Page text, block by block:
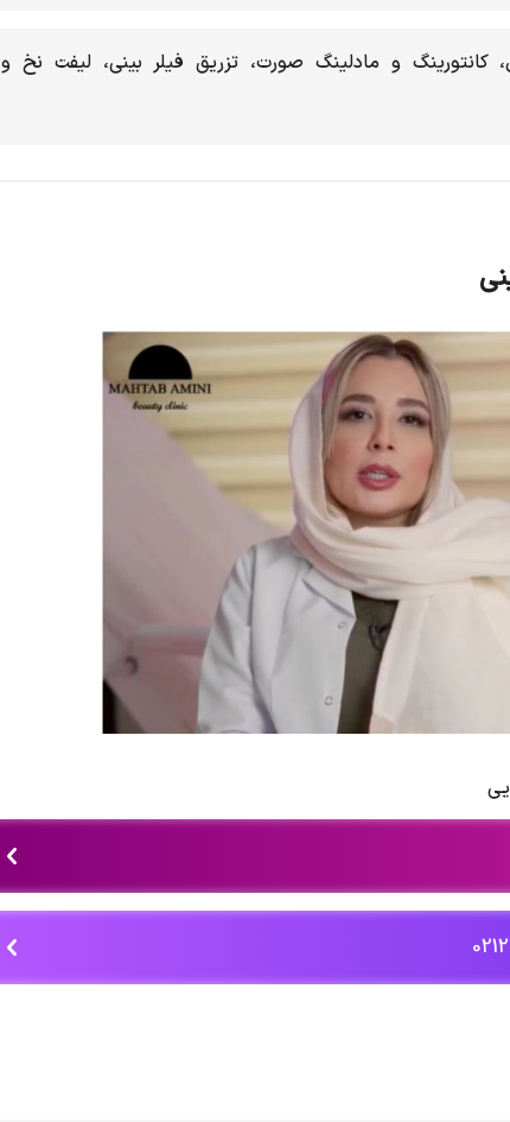
کانتورینگ و مادلینگ صورت، تزریق فیلر بینی، لیفت نخ و